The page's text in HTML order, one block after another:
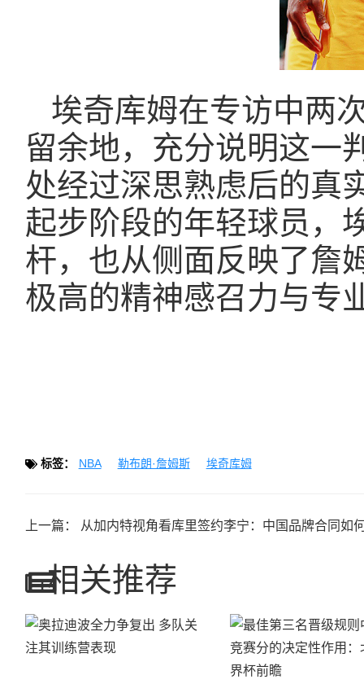
埃奇库姆在专访中两
留余地，充分说明这一
处经过深思熟虑后的真
起步阶段的年轻球员，
杆，也从侧面反映了詹
极高的精神感召力与专
标签： NBA 勒布朗·詹姆斯 埃奇库姆
上一篇： 从加内特视角看库里签约李宁：中国品牌合同如何重塑NBA球星商业格
相关推荐